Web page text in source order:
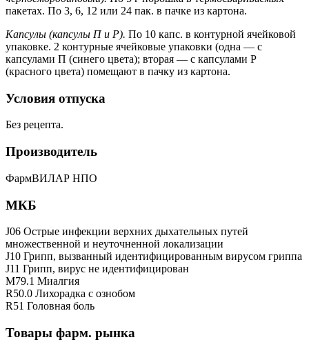
пакетах. По 3, 6, 12 или 24 пак. в пачке из картона.
Капсулы (капсулы П и Р). По 10 капс. в контурной ячейковой
упаковке. 2 контурные ячейковые упаковки (одна — с
капсулами П (синего цвета); вторая — с капсулами Р
(красного цвета) помещают в пачку из картона.
Условия отпуска
Без рецепта.
Производитель
ФармВИЛАР НПО
МКБ
J06 Острые инфекции верхних дыхательных путей
множественной и неуточненной локализации
J10 Грипп, вызванный идентифицированным вирусом гриппа
J11 Грипп, вирус не идентифицирован
M79.1 Миалгия
R50.0 Лихорадка с ознобом
R51 Головная боль
Товары фарм. рынка